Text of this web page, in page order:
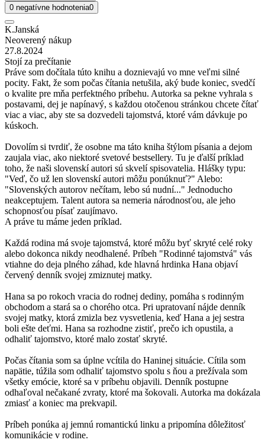
0 negatívne hodnotenia0
K.Janská
Neoverený nákup
27.8.2024
Stojí za prečítanie
Práve som dočítala túto knihu a doznievajú vo mne veľmi silné
pocity. Fakt, že som počas čítania netušila, aký bude koniec, svedčí
o kvalite pre mňa perfektného príbehu. Autorka sa pekne vyhrala s
postavami, dej je napínavý, s každou otočenou stránkou chcete čítať
viac a viac, aby ste sa dozvedeli tajomstvá, ktoré vám dávkuje po
kúskoch.
Dovolím si tvrdiť, že osobne ma táto kniha štýlom písania a dejom
zaujala viac, ako niektoré svetové bestsellery. Tu je ďalší príklad
toho, že naši slovenskí autori sú skvelí spisovatelia. Hlášky typu:
"Veď, čo už len slovenskí autori môžu ponúknuť?" Alebo:
"Slovenských autorov nečítam, lebo sú nudní..." Jednoducho
neakceptujem. Talent autora sa nemeria národnosťou, ale jeho
schopnosťou písať zaujímavo.
A práve tu máme jeden príklad.
Každá rodina má svoje tajomstvá, ktoré môžu byť skryté celé roky
alebo dokonca nikdy neodhalené. Príbeh "Rodinné tajomstvá" vás
vtiahne do deja plného záhad, kde hlavná hrdinka Hana objaví
červený denník svojej zmiznutej matky.
Hana sa po rokoch vracia do rodnej dediny, pomáha s rodinným
obchodom a stará sa o chorého otca. Pri upratovaní nájde denník
svojej matky, ktorá zmizla bez vysvetlenia, keď Hana a jej sestra
boli ešte deťmi. Hana sa rozhodne zistiť, prečo ich opustila, a
odhaliť tajomstvo, ktoré malo zostať skryté.
Počas čítania som sa úplne vcítila do Haninej situácie. Cítila som
napätie, túžila som odhaliť tajomstvo spolu s ňou a prežívala som
všetky emócie, ktoré sa v príbehu objavili. Denník postupne
odhaľoval nečakané zvraty, ktoré ma šokovali. Autorka ma dokázala
zmiasť a koniec ma prekvapil.
Príbeh ponúka aj jemnú romantickú linku a pripomína dôležitosť
komunikácie v rodine.